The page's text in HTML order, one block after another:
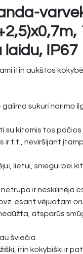
IP67
itin aukštos
sukuri norimo
su kitomis tos
ir t.t., neviršijant
lietui, sniegui bei
ir neskilinėja
esant vėjuotam
atsparūs
šviečia.
itin kokybiški ir